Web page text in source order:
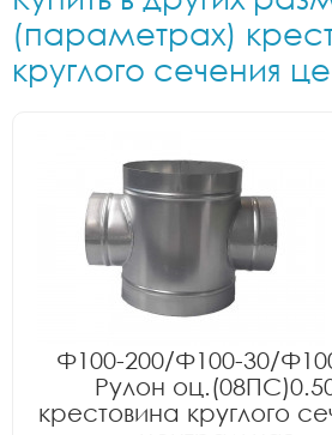
(параметрах)
круглого сечения
Ф100-200/Ф100-30/
Рулон
крестовина круглого